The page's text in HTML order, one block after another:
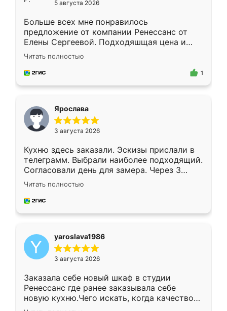
5 августа 2026
Больше всех мне понравилось
предложение от компании Ренессанс от
Елены Сергеевой. Подходяшщая цена и
короткие сроки изготовления. Приехавший
для замера сотрудник Владислав
предложил по моему эскизу самый
Читать полностью
1
Ярослава
3 августа 2026
Кухню здесь заказали. Эскизы прислали в
телеграмм. Выбрали наиболее подходящий.
Согласовали день для замера. Через 3
недели кухня была уже готова. Остались
довольны работой. Спасибо Ренессанс
мебель за качественную работу!
Читать полностью
yaroslava1986
3 августа 2026
Заказала себе новый шкаф в студии
Ренессанс где ранее заказывала себе
новую кухню.Чего искать, когда качеством
вполне довольна. Служит кухня уже почти